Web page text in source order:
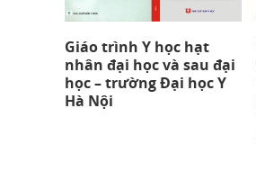
Giáo trình Y học hạt
nhân đại học và sau đại
học – trường Đại học Y
Hà Nội